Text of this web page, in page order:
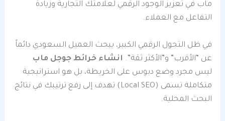
ماب في تعزيز الوجود الرقمي لعلامتك التجارية وزيادة
التفاعل مع العملاء.
في ظل التحول الرقمي الكبير، يبحث العميل السعودي دائماً
عن “الأقرب” و”الأكثر ثقة”. انشاء خرائط جوجل ماب
ليس مجرد وضع دبوس على الخريطة، بل هو استراتيجية
متكاملة تسمى (Local SEO) تهدف إلى رفع ترتيبك في نتائج
البحث المحلية.